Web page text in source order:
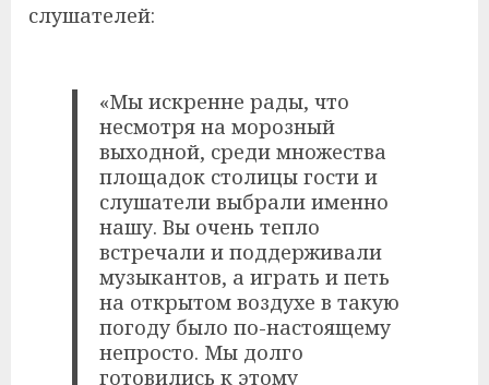
слушателей:
«Мы искренне рады, что
несмотря на морозный
выходной, среди множества
площадок столицы гости и
слушатели выбрали именно
нашу. Вы очень тепло
встречали и поддерживали
музыкантов, а играть и петь
на открытом воздухе в такую
погоду было по-настоящему
непросто. Мы долго
готовились к этому